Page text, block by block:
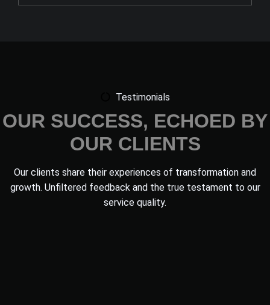
Testimonials
OUR SUCCESS, ECHOED BY
OUR CLIENTS
Our clients share their experiences of transformation and
growth. Unfiltered feedback and the true testament to our
service quality.